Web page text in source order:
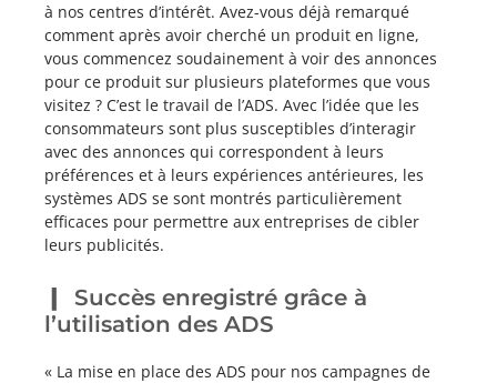
à nos centres d’intérêt. Avez-vous déjà remarqué
comment après avoir cherché un produit en ligne,
vous commencez soudainement à voir des annonces
pour ce produit sur plusieurs plateformes que vous
visitez ? C’est le travail de l’ADS. Avec l’idée que les
consommateurs sont plus susceptibles d’interagir
avec des annonces qui correspondent à leurs
préférences et à leurs expériences antérieures, les
systèmes ADS se sont montrés particulièrement
efficaces pour permettre aux entreprises de cibler
leurs publicités.
Succès enregistré grâce à
l’utilisation des ADS
« La mise en place des ADS pour nos campagnes de